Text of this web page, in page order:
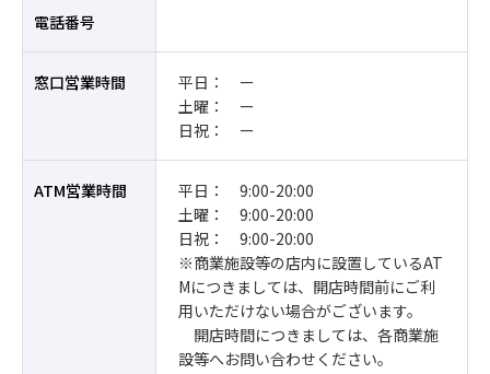
電話番号
窓口営業時間
平日： ー
土曜： ー
日祝： ー
ATM営業時間
平日： 9:00-20:00
土曜： 9:00-20:00
日祝： 9:00-20:00
※商業施設等の店内に設置しているAT
Mにつきましては、開店時間前にご利
用いただけない場合がございます。
開店時間につきましては、各商業施
設等へお問い合わせください。